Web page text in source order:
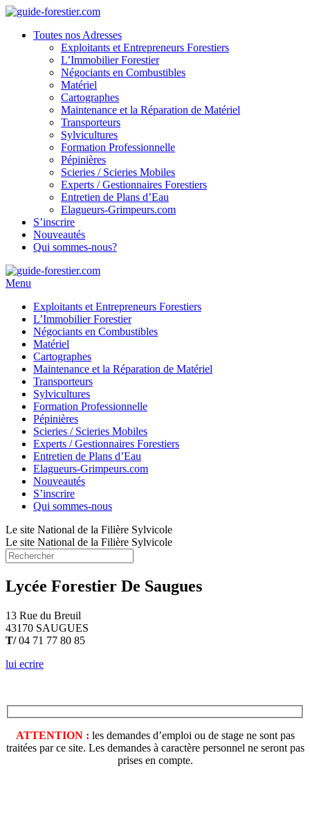
Toutes nos Adresses
Exploitants et Entrepreneurs Forestiers
L’Immobilier Forestier
Négociants en Combustibles
Matériel
Cartographes
Maintenance et la Réparation de Matériel
Transporteurs
Sylvicultures
Formation Professionnelle
Pépinières
Scieries / Scieries Mobiles
Experts / Gestionnaires Forestiers
Entretien de Plans d’Eau
Elagueurs-Grimpeurs.com
S’inscrire
Nouveautés
Qui sommes-nous?
Menu
Exploitants et Entrepreneurs Forestiers
L’Immobilier Forestier
Négociants en Combustibles
Matériel
Cartographes
Maintenance et la Réparation de Matériel
Transporteurs
Sylvicultures
Formation Professionnelle
Pépinières
Scieries / Scieries Mobiles
Experts / Gestionnaires Forestiers
Entretien de Plans d’Eau
Elagueurs-Grimpeurs.com
Nouveautés
S’inscrire
Qui sommes-nous
Le site National de la Filière Sylvicole
Le site National de la Filière Sylvicole
Lycée Forestier De Saugues
13 Rue du Breuil
43170 SAUGUES
T/04 71 77 80 85
lui ecrire
ATTENTION : les demandes d’emploi ou de stage ne sont pas
traitées par ce site. Les demandes à caractère personnel ne seront pas
prises en compte.